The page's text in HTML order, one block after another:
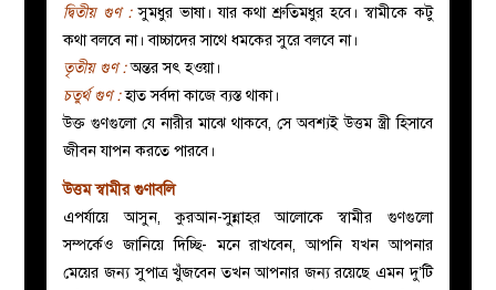
দ্বিতীয় গুণ :সুমধুর ভাষা। যার কথা শ্রুতিমধুর হবে। স্বামীকে কটু
কথা বলবে না। বাচ্চাদের সাথে ধমকের সুরে বলবে না।
তৃতীয় গুণ : অন্তর সৎ হওয়া।
চতুর্থ গুণ :হাত সর্বদা কাজে ব্যস্ত থাকা।
উক্ত গুণগুলো যে নারীর মাঝে থাকবে, সে অবশ্যই উত্তম স্ত্রী হিসাবে
জীবন যাপন করতে পারবে।
উত্তম স্বামীর গুণাবলি
এপর্যায়ে আসুন, কুরআন-সুন্নাহর আলোকে স্বামীর গুণগুলো
সম্পর্কেও জানিয়ে দিচ্ছি- মনে রাখবেন, আপনি যখন আপনার
মেয়ের জন্য সুপাত্র খুঁজবেন তখন আপনার জন্য রয়েছে এমন দু’টি